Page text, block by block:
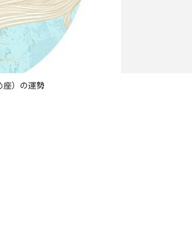
座）の運勢